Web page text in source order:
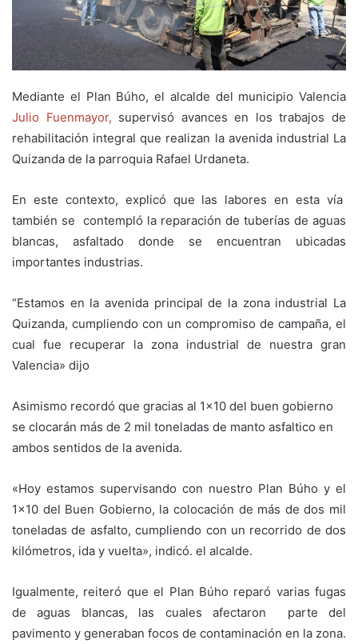
Mediante el Plan Búho, el alcalde del municipio Valencia
Julio Fuenmayor, supervisó avances en los trabajos de
rehabilitación integral que realizan la avenida industrial La
Quizanda de la parroquia Rafael Urdaneta.
En este contexto, explicó que las labores en esta vía
también se contempló la reparación de tuberías de aguas
blancas, asfaltado donde se encuentran ubicadas
importantes industrias.
“Estamos en la avenida principal de la zona industrial La
Quizanda, cumpliendo con un compromiso de campaña, el
cual fue recuperar la zona industrial de nuestra gran
Valencia» dijo
Asimismo recordó que gracias al 1×10 del buen gobierno
se clocarán más de 2 mil toneladas de manto asfaltico en
ambos sentidos de la avenida.
«Hoy estamos supervisando con nuestro Plan Búho y el
1×10 del Buen Gobierno, la colocación de más de dos mil
toneladas de asfalto, cumpliendo con un recorrido de dos
kilómetros, ida y vuelta», indicó. el alcalde.
Igualmente, reiteró que el Plan Búho reparó varias fugas
de aguas blancas, las cuales afectaron parte del
pavimento y generaban focos de contaminación en la zona.